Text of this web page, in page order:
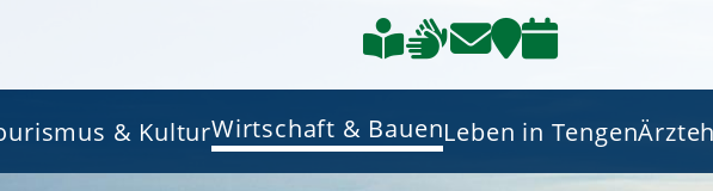
& KulturWirtschaft & BauenLeben in Tengen